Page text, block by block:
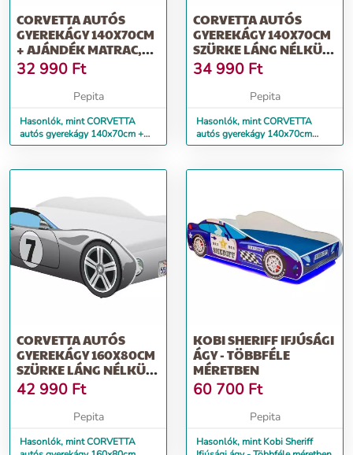
CORVETTA AUTÓS
GYEREKÁGY 140X70CM
+ AJÁNDÉK MATRAC,
KÉK-FEHÉR
32 990 Ft
Pepita
Hasonlók, mint CORVETTA
autós gyerekágy 140x70cm +
ajándék matrac, kék-fehér
CORVETTA AUTÓS
GYEREKÁGY 140X70CM
SZÜRKE LÁNG NÉLKÜL -
AJÁNDÉK MA...
34 990 Ft
Pepita
Hasonlók, mint CORVETTA
autós gyerekágy 140x70cm
szürke láng nélkül - ajándék
CORVETTA AUTÓS
GYEREKÁGY 160X80CM
SZÜRKE LÁNG NÉLKÜL -
AJÁNDÉK MA...
42 990 Ft
Pepita
Hasonlók, mint CORVETTA
KOBI SHERIFF IFJÚSÁGI
ÁGY - TÖBBFÉLE
MÉRETBEN
60 700 Ft
Pepita
Hasonlók, mint Kobi Sheriff